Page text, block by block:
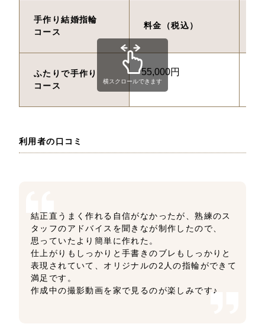
手作り結婚指輪
コース
料金（税込）
ふたりで手作り
コース
55,000円
横スクロールできます
利用者の口コミ
結正直うまく作れる自信がなかったが、熟練のス
タッフのアドバイスを聞きなが制作したので、
思っていたより簡単に作れた。
仕上がりもしっかりと手書きのブレもしっかりと
表現されていて、オリジナルの2人の指輪ができて
満足です。
作成中の撮影動画を家で見るのが楽しみです♪